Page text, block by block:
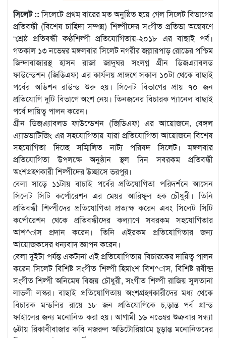
সিলেট ::সিলেটে প্রথম বারের মত অনুষ্ঠিত হয়ে গেল সিলেট বিভাগের
প্রতিবন্ধী (বিশেষ চাহিদা সম্পন্ন) শিল্পীদের সংগীত প্রতিভা অন্বেষণে
“শ্রেষ্ঠ প্রতিবন্ধী কণ্ঠশিল্পী প্রতিযোগিতায়-২০১৮ এর বাছাই পর্ব।
গতকাল ১৩ নভেম্বর মঙ্গলবার সিলেট নগরীর জল্লারপাড় রোডের পশ্চিম
জিন্দাবাজারস্থ হাসন রাজা জাদুঘর সংলগ্ন গ্রীন ডিজএ্যাবলড
ফাউন্ডেশন (জিডিএফ) এর কার্যলয় প্রাঙ্গণে সকাল ১০টা থেকে বাছাই
পর্বের অডিশন রাউন্ড শুরু হয়। সিলেট বিভাগের প্রায় ৭০ জন
প্রতিযোগি দুটি বিভাগে অংশ নেয়। তিনজনের বিচারক প্যানেল বাছাই
পর্বে দায়িত্ব পালন করেন।
গ্রীন ডিজএ্যাবলড ফাউন্ডেশন (জিডিএফ) এর আয়োজনে, বেঙ্গল
এ্যাডভাটিজিং এর সহযোগিতায় যারা প্রতিযোগিতা আয়োজনে বিশেষ
সহযোগিতা দিচ্ছে সম্মিলিত নাট্য পরিষদ সিলেট। মঙ্গলবার
প্রতিযোগিতা উপলক্ষে অনুষ্ঠান স্থল দিন সবরকম প্রতিবন্ধী
অংশগ্রহণকারী শিল্পীদের উচ্ছাসে ভরপুর।
বেলা সাড়ে ১১টায় বাচাই পর্বের প্রতিযোগিতা পরিদর্শনে আসেন
সিলেট সিটি কর্পোরেশন এর মেয়র আরিফুল হক চৌধুরী। তিনি
প্রতিবন্ধী শিল্পীদের প্রতিযোগিতা প্রত্যক্ষ করেন এবং সিলেট সিটি
কর্পোরেশন থেকে প্রতিবন্ধীদের কল্যাণে সবরকম সহযোগিতার
আশ^াস প্রদান করেন। তিনি এইরকম প্রতিযোগিতার জন্য
আয়োজকদের ধন্যবাদ জ্ঞাপন করেন।
বেলা দুইটা পর্যন্ত একটানা এই প্রতিযোগিতায় বিচারকের দায়িত্ব পালন
করেন সিলেট বিশিষ্ট সংগীত শিল্পী হিমাংশ বিশ^াস, বিশিষ্ট রবীন্দ্র
সংগীত শিল্পী অনিমেষ বিজয় চৌধুরী, সংগীত শিল্পী রাজিয় সুলতানা
লাভলী লস্কর। বাছাই প্রতিযোগিতায় অংশগ্রহণকারীদের মধ্য থেকে
বিচারক মন্ডলির রায়ে ১৮ জন প্রতিযোগিকে চ‚ড়ান্ত পর্ব গ্রান্ড
ফাইালের জন্য মনোনিত করা হয়। আগামী ১৬ নভেম্বর শুক্রবার সন্ধ্যা
৬টায় রিকাবীবাজার কবি নজরুল অডিটোরিয়ামে চুড়ান্ত মনোনিতদের